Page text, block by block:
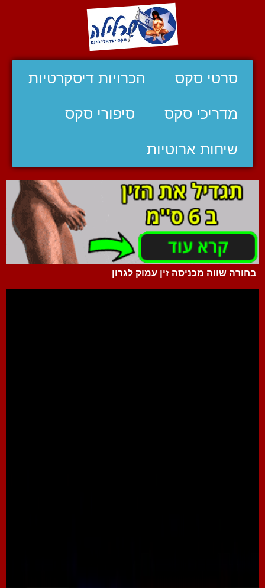
סרטי סקס הכרויות דיסקרטיות
מדריכי סקס סיפורי סקס
שיחות ארוטיות
בחורה שווה מכניסה זין עמוק לגרון